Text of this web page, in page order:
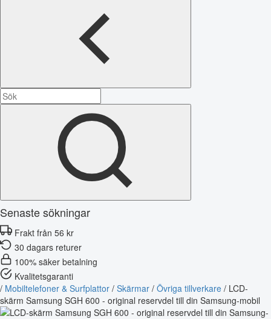
Senaste sökningar
Frakt från 56 kr
30 dagars returer
100% säker betalning
Kvalitetsgaranti
/ Mobiltelefoner & Surfplattor / Skärmar / Övriga tillverkare / LCD-
skärm Samsung SGH 600 - original reservdel till din Samsung-mobil